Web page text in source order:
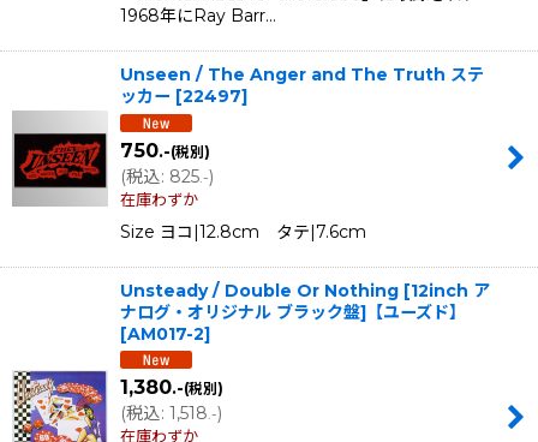
1968年にRay Barr…
Unseen / The Anger and The Truth ステ
ッカー [22497]
750.-(税別)
(税込: 825 .-)
在庫わずか
Size ヨコ|12.8cm タテ|7.6cm
Unsteady / Double Or Nothing [12inch ア
ナログ・オリジナル ブラック盤]【ユーズド】
[AM017-2]
1,380.-(税別)
(税込: 1,518.-)
在庫わずか